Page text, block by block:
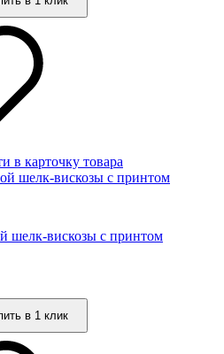
в карточку товара
шелк-вискозы с принтом
в 1 клик